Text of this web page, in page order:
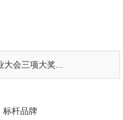
会三项大奖...
标杆品牌